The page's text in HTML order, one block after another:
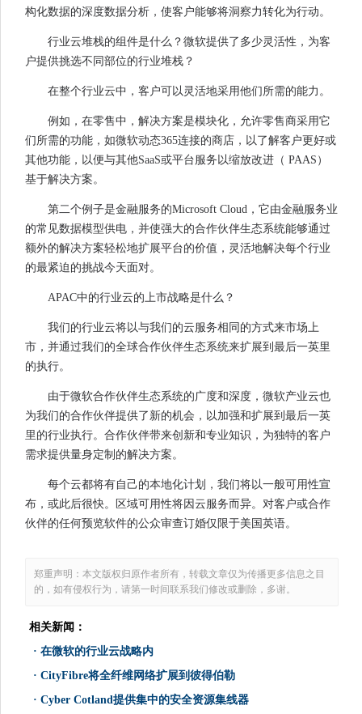
构化数据的深度数据分析，使客户能够将洞察力转化为行动。
行业云堆栈的组件是什么？微软提供了多少灵活性，为客
户提供挑选不同部位的行业堆栈？
在整个行业云中，客户可以灵活地采用他们所需的能力。
例如，在零售中，解决方案是模块化，允许零售商采用它
们所需的功能，如微软动态365连接的商店，以了解客户更好或
其他功能，以便与其他SaaS或平台服务以缩放改进（ PAAS）
基于解决方案。
第二个例子是金融服务的Microsoft Cloud，它由金融服务业
的常见数据模型供电，并使强大的合作伙伴生态系统能够通过
额外的解决方案轻松地扩展平台的价值，灵活地解决每个行业
的最紧迫的挑战今天面对。
APAC中的行业云的上市战略是什么？
我们的行业云将以与我们的云服务相同的方式来市场上
市，并通过我们的全球合作伙伴生态系统来扩展到最后一英里
的执行。
由于微软合作伙伴生态系统的广度和深度，微软产业云也
为我们的合作伙伴提供了新的机会，以加强和扩展到最后一英
里的行业执行。合作伙伴带来创新和专业知识，为独特的客户
需求提供量身定制的解决方案。
每个云都将有自己的本地化计划，我们将以一般可用性宣
布，或此后很快。区域可用性将因云服务而异。对客户或合作
伙伴的任何预览软件的公众审查订婚仅限于美国英语。
郑重声明：本文版权归原作者所有，转载文章仅为传播更多信息之目
的，如有侵权行为，请第一时间联系我们修改或删除，多谢。
相关新闻：
· 在微软的行业云战略内
· CityFibre将全纤维网络扩展到彼得伯勒
· Cyber​​ Cotland提供集中的安全资源集线器